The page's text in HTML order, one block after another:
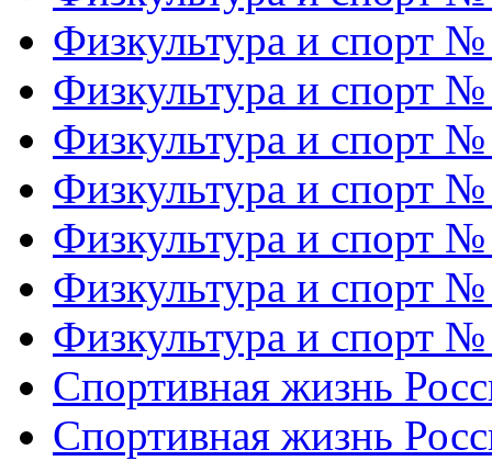
Физкультура и спорт
Физкультура и спорт
Физкультура и спорт
Физкультура и спорт
Физкультура и спорт
Физкультура и спорт
Физкультура и спорт
Спортивная жизнь
Спортивная жизнь